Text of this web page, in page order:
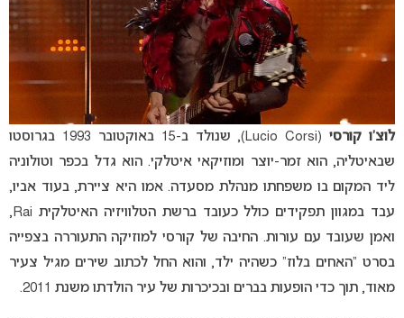
לוצ’ו קורסי
(Lucio Corsi), שנולד ב-15 באוקטובר 1993 בגרוסטו
שבאיטליה, הוא זמר-יוצר ומוזיקאי איטלקי. הוא גדל בכפר וטולוניה
ליד המקום בו משפחתו מנהלת מסעדה. אמו היא ציירת, בעוד אביו,
עבד במגוון תפקידים כולל כעובד ברשת הטלוויזיה האיטלקית Rai,
ואמן שעובד עם עורות. החיבה של קורסי למוזיקה התעוררה בצפייה
בסרט “האחים בלוז” כשהיה ילד, והוא החל לכתוב שירים מגיל צעיר
מאוד, תוך כדי הופעות בברים ובכיכרות של עיר הולדתו משנת 2011.